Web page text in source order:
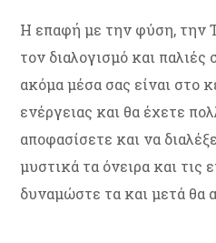
Η επαφή με την φύση, την
τον διαλογισμό και
ακόμα μέσα σας είναι στο
ενέργειας και θα έχετε
αποφασίσετε και να
μυστικά τα όνειρα και τις
δυναμώστε τα και μετά θα